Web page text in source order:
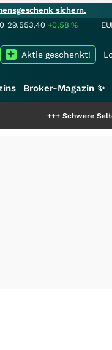
sichern.
29.553,40 +0,58%
Aktie geschenkt!
Broker-Magazin ✨
Schwere Seltene Erden: